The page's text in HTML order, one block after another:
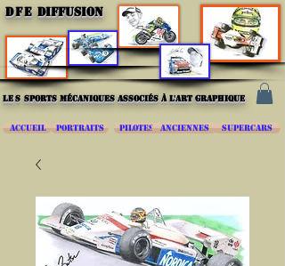
DFE DIFFUSION
les sports mécaniques associés à l'art graphique
ACCUEIL PORTRAITS PILOTES ANCIENNES SUPERCARS